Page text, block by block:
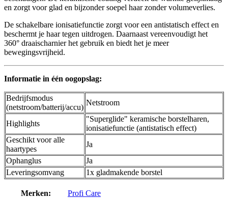
en zorgt voor glad en bijzonder soepel haar zonder volumeverlies.
De schakelbare ionisatiefunctie zorgt voor een antistatisch effect en
beschermt je haar tegen uitdrogen. Daarnaast vereenvoudigt het
360° draaischarnier het gebruik en biedt het je meer
bewegingsvrijheid.
Informatie in één oogopslag:
Bedrijfsmodus
(netstroom/batterij/accu)
Netstroom
Highlights
"Superglide" keramische borstelharen,
ionisatiefunctie (antistatisch effect)
Geschikt voor alle
haartypes
Ja
Ophanglus
Ja
Leveringsomvang
1x gladmakende borstel
Merken: Profi Care